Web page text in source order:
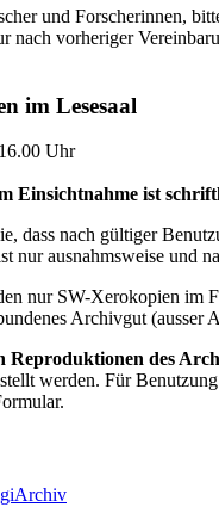
und Forscherinnen,
nach vorheriger
im Lesesaal
Uhr
Einsichtnahme ist
dass nach gültiger
nur ausnahmsweise und
nur SW-Xerokopien im
Archivgut
Reproduktionen des
werden. Für